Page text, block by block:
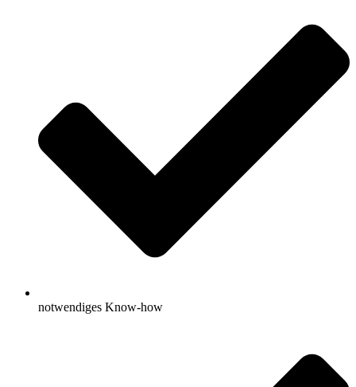
notwendiges Know-how